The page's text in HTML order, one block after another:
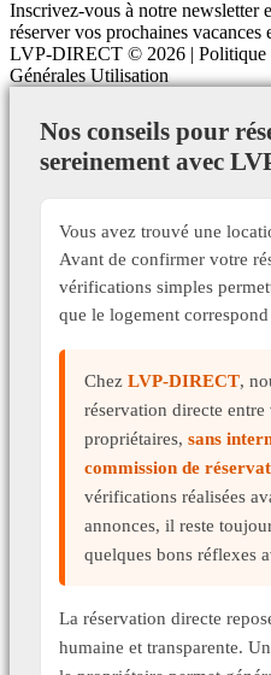
Inscrivez-vous à notre newsletter
réserver vos prochaines
LVP-DIRECT © 2026 | Politique
Générales Utilisation
Nos conseils pour
sereinement avec
Vous avez trouvé une
Avant de confirmer votre
vérifications simples
que le logement
Chez LVP-DIRECT,
réservation directe entre
propriétaires, sans
commission de
vérifications réalisées
annonces, il reste
quelques bons réflexes
La réservation directe
humaine et transparente.